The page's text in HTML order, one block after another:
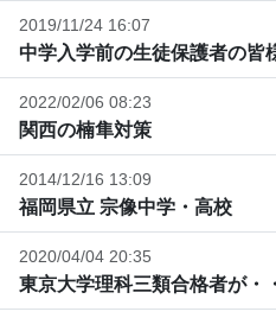
2019/11/24 16:07
中学入学前の生徒保護者の皆
2022/02/06 08:23
関西の楠隼対策
2014/12/16 13:09
福岡県立 宗像中学・高校
2020/04/04 20:35
東京大学理科三類合格者が・